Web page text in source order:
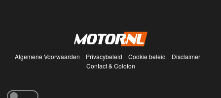
Algemene Voorwaarden Privacybeleid Cookie beleid
Disclaimer
Contact & Colofon